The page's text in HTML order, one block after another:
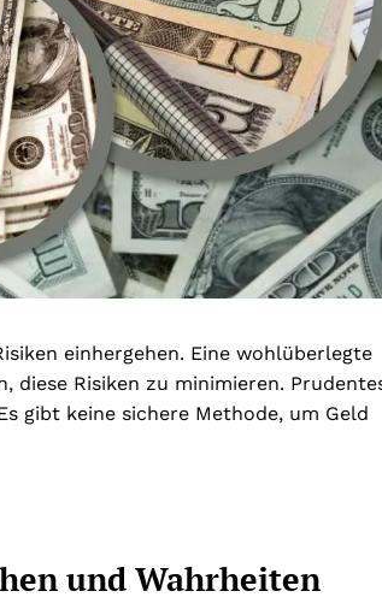
einhergehen. Eine wohlüberlegte
diese Risiken zu minimieren.
gibt keine sichere Methode, um Geld
und Wahrheiten